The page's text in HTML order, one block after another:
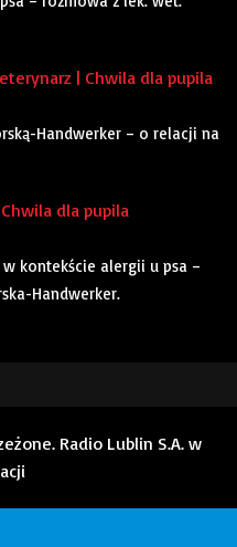
| Chwila dla pupila
Handwerker – o relacji na
dla pupila
kontekście alergii u psa –
Handwerker.
Radio Lublin S.A. w